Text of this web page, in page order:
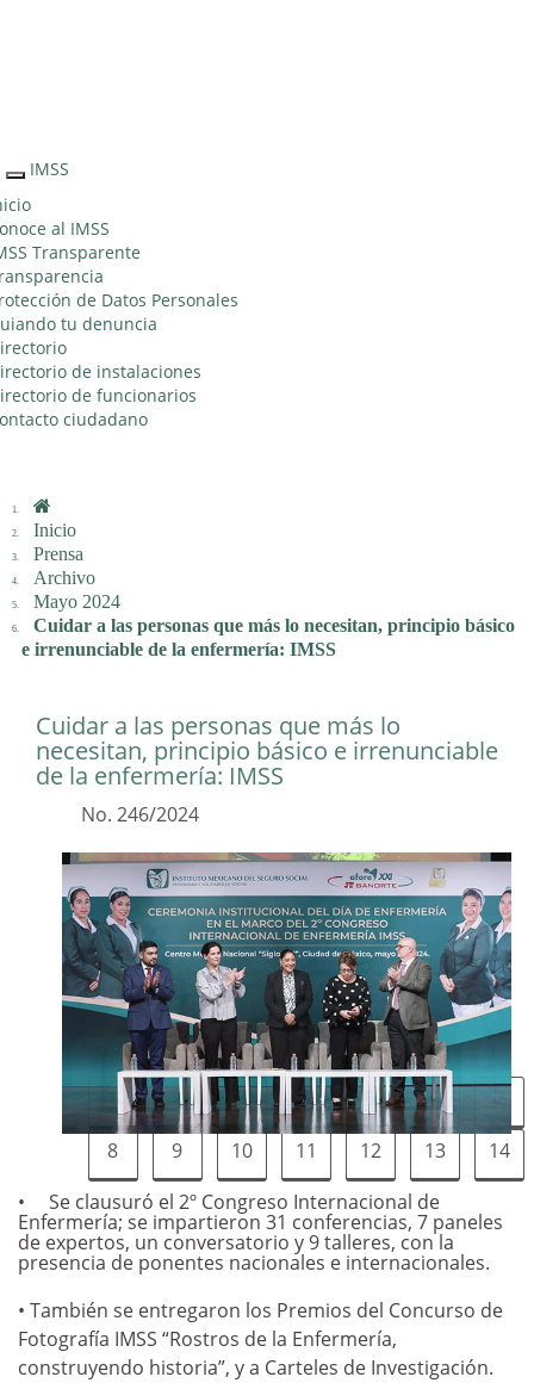
Interruptor
de
Navegación
IMSS
al IMSS
Transparente
de Datos Personales
tu denuncia
de instalaciones
de funcionarios
ciudadano
Inicio
Prensa
Archivo
Mayo 2024
Cuidar a las personas que más lo necesitan, principio básico
e irrenunciable de la enfermería: IMSS
Cuidar a las personas que más lo
necesitan, principio básico e irrenunciable
de la enfermería: IMSS
No. 246/2024
1 2 3 4 5 6
7
8
9 10 11 12 13
14
Se clausuró el 2º Congreso Internacional de
Enfermería; se impartieron 31 conferencias, 7 paneles
de expertos, un conversatorio y 9 talleres, con la
presencia de ponentes nacionales e internacionales.
• También se entregaron los Premios del Concurso de
Fotografía IMSS “Rostros de la Enfermería,
construyendo historia”, y a Carteles de Investigación.